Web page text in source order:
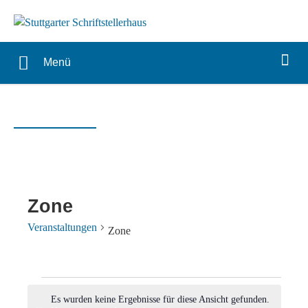
Menü
Zone
Veranstaltungen Zone
Es wurden keine Ergebnisse für diese Ansicht gefunden.